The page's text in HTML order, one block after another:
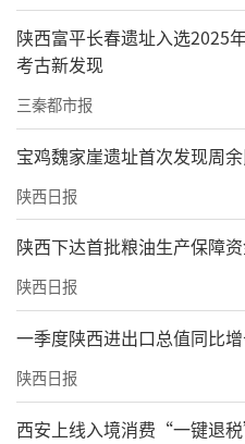
陕西富平长春遗址入选2025
考古新发现
三秦都市报
宝鸡魏家崖遗址首次发现周
陕西日报
陕西下达首批粮油生产保障
陕西日报
一季度陕西进出口总值同比
陕西日报
西安上线入境消费“一键退